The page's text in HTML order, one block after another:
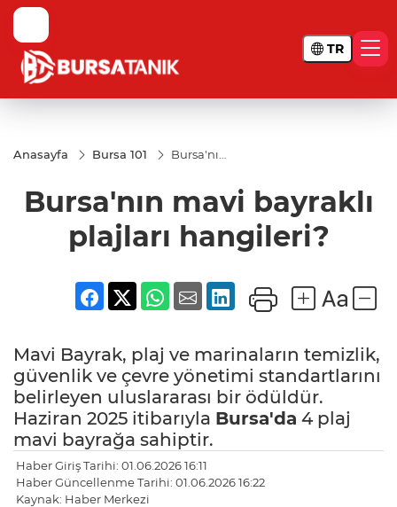
TR
Anasayfa Bursa 101
Bursa'nın
plajları
hangileri?
Bursa'nın mavi bayraklı
plajları hangileri?
Mavi Bayrak, plaj ve marinaların temizlik,
güvenlik ve çevre yönetimi standartlarını
belirleyen uluslararası bir ödüldür.
Haziran 2025 itibarıyla Bursa'da 4 plaj
mavi bayrağa sahiptir.
Haber Giriş Tarihi: 01.06.2026 16:11
Haber Güncellenme Tarihi: 01.06.2026 16:22
Kaynak: Haber Merkezi